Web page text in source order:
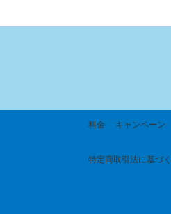
料金 キャンペーン
特定商取引法に基づく